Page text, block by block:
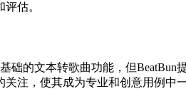
估。
础的文本转歌曲功能，但
注，使其成为专业和创意用例中